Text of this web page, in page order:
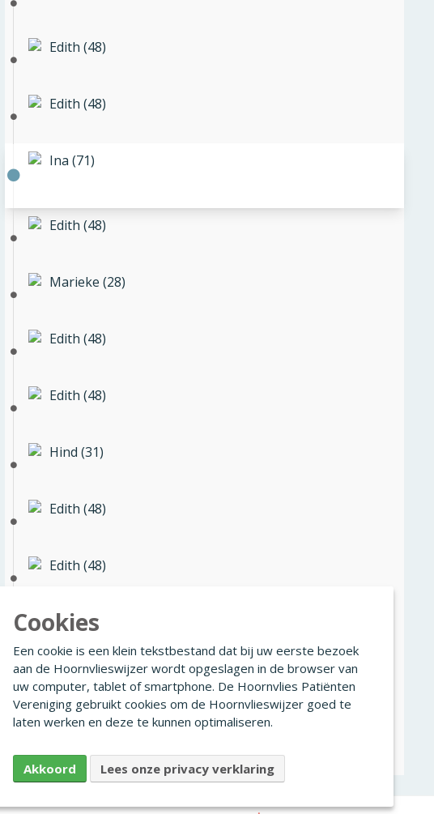
Edith (48)
Edith (48)
Ina (71)
Edith (48)
Marieke (28)
Edith (48)
Edith (48)
Hind (31)
Edith (48)
Edith (48)
Ina (71)
Edith (48)
Cookies
Een cookie is een klein tekstbestand dat bij uw eerste bezoek
aan de Hoornvlieswijzer wordt opgeslagen in de browser van
uw computer, tablet of smartphone. De Hoornvlies Patiënten
Vereniging gebruikt cookies om de Hoornvlieswijzer goed te
laten werken en deze te kunnen optimaliseren.
Akkoord Lees onze privacy verklaring